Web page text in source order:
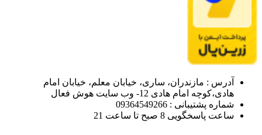
آدرس : مازندران، ساری، خیابان معلم، خیابان امام
هادی،کوچه امام هادی 12- وب سایت هوش فعال
شماره پشتیبانی : 09364549266
ساعت پاسخگویی 8 صبح تا ساعت 21